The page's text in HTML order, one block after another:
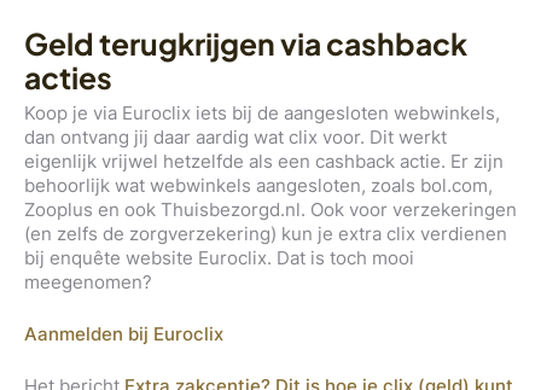
Geld terugkrijgen via cashback
acties
Koop je via Euroclix iets bij de aangesloten webwinkels,
dan ontvang jij daar aardig wat clix voor. Dit werkt
eigenlijk vrijwel hetzelfde als een cashback actie. Er zijn
behoorlijk wat webwinkels aangesloten, zoals bol.com,
Zooplus en ook Thuisbezorgd.nl. Ook voor verzekeringen
(en zelfs de zorgverzekering) kun je extra clix verdienen
bij enquête website Euroclix. Dat is toch mooi
meegenomen?
Aanmelden bij Euroclix